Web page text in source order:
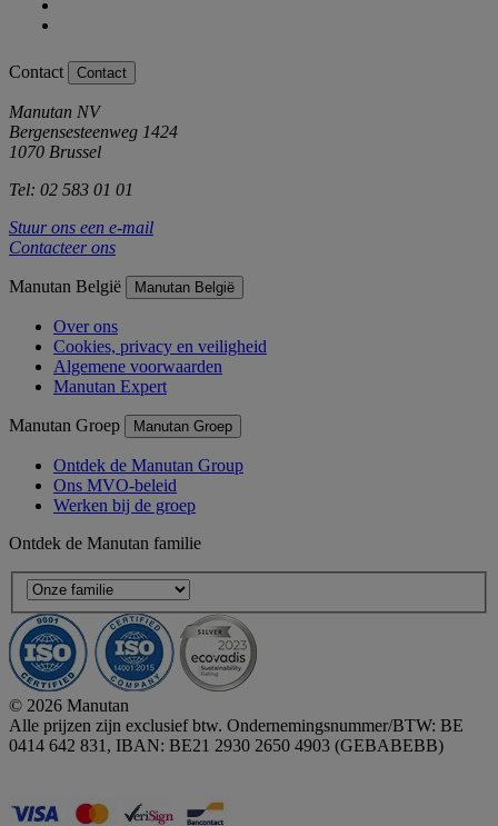
Contact Contact
Manutan NV
Bergensesteenweg 1424
1070 Brussel
Tel: 02 583 01 01
Stuur ons een e-mail
Contacteer ons
Manutan België Manutan België
Over ons
Cookies, privacy en veiligheid
Algemene voorwaarden
Manutan Expert
Manutan Groep Manutan Groep
Ontdek de Manutan Group
Ons MVO-beleid
Werken bij de groep
Ontdek de Manutan familie
© 2026 Manutan
Alle prijzen zijn exclusief btw. Ondernemingsnummer/BTW: BE
0414 642 831, IBAN: BE21 2930 2650 4903 (GEBABEBB)